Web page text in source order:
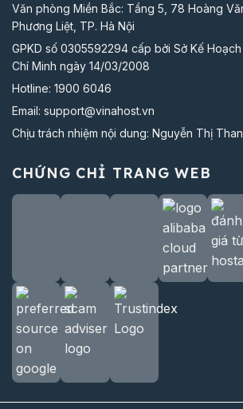
Văn phòng Miền Bắc: Tầng 5, 78 Hoàng
Phương Liệt, TP. Hà Nội
GPKD số 0305592294 cấp bởi Sở Kế
Chí Minh ngày 14/03/2008
Hotline: 1900 6046
Email: support@vinahost.vn
Chịu trách nhiệm nội dung: Nguyễn Thị
CHỨNG CHỈ TRANG WEB